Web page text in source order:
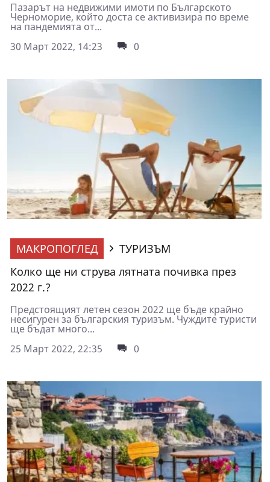
Пазарът на недвижими имоти по Българското
Черноморие, който доста се активизира по време
на пандемията от...
30 Март 2022, 14:23
0
МАКРОПОГЛЕД
ТУРИЗЪМ
Колко ще ни струва лятната почивка през
2022 г.?
Предстоящият летен сезон 2022 ще бъде крайно
несигурен за българския туризъм. Чуждите туристи
ще бъдат много...
25 Март 2022, 22:35
0